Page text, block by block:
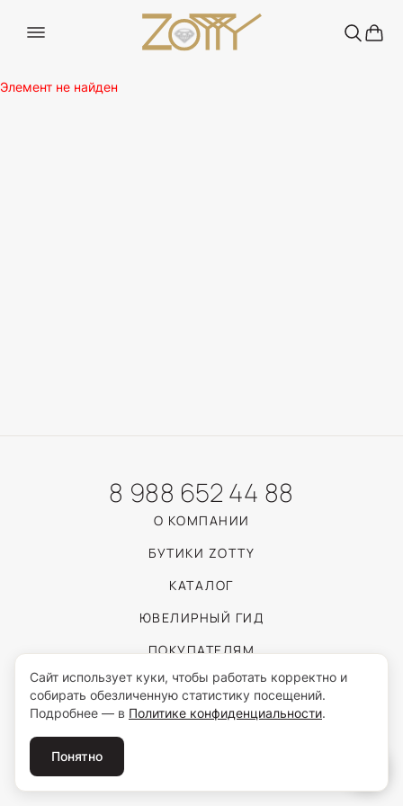
Элемент не найден
8 988 652 44 88
О КОМПАНИИ
БУТИКИ ZOTTY
КАТАЛОГ
ЮВЕЛИРНЫЙ ГИД
ПОКУПАТЕЛЯМ
Пользуясь сайтом, вы соглашаетесь с обработкой персональных данных
© 2026 ZOTTY · ИП Самойлова И.С.
Сайт использует куки, чтобы работать корректно и
собирать обезличенную статистику посещений.
Подробнее — в Политике конфиденциальности.
Понятно